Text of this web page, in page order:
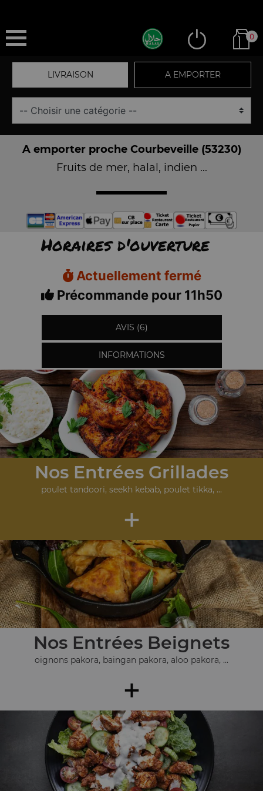
0
LIVRAISON A EMPORTER
A emporter proche Courbeveille (53230)
Fruits de mer, halal, indien ...
Horaires d'ouverture
Actuellement fermé
Précommande pour 11h50
AVIS (6)
INFORMATIONS
Nos Entrées Grillades
poulet tandoori, seekh kebab, poulet tikka, ...
+
Nos Entrées Beignets
oignons pakora, baingan pakora, aloo pakora, ...
+